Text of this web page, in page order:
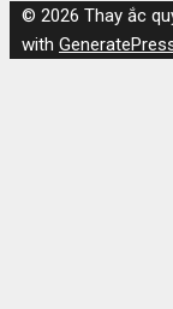
© 2026 Thay ắc
with